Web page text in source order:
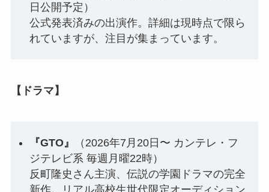
日公開予定）
公式発表済みの出演作。詳細は現時点で限ら
れていますが、注目が集まっています。
【ドラマ】
『GTO』
（2026年7月20日〜 カンテレ・フ
ジテレビ系 毎週月曜22時）
反町隆史さん主演、伝説の学園ドラマの完全